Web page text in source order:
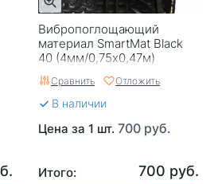
Вибропоглощающий
материал SmartMat Black
40 (4мм/0,75х0,47м)
Сравнить Отложить
В наличии
Цена за 1 шт. 700 руб.
Итого: 700 руб.